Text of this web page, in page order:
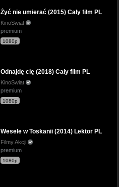
Żyć nie umierać (2015) Cały film PL
KinoSwiat
premium
1080p
Odnajdę cię (2018) Cały film PL
KinoSwiat
premium
1080p
Wesele w Toskanii (2014) Lektor PL
Filmy Akcji
premium
1080p